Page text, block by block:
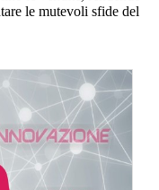
le mutevoli sfide del